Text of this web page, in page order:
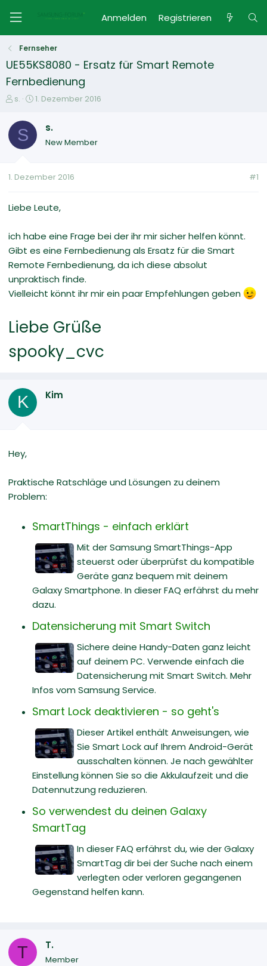
Anmelden Registrieren
Fernseher
UE55KS8080 - Ersatz für Smart Remote
Fernbedienung
E
s
e
e
s.
E
t
e
t
m
1. Dezember 2016
S s.
New Member
1. Dezember 2016 #1
Liebe Leute,
ich habe eine Frage bei der ihr mir sicher helfen könnt.
Gibt es eine Fernbedienung als Ersatz für die Smart
Remote Fernbedienung, da ich diese absolut
unpraktisch finde.
Vielleicht könnt ihr mir ein paar Empfehlungen geben
Liebe Grüße
spooky_cvc
K Kim
Hey,
Praktische Ratschläge und Lösungen zu deinem
Problem:
SmartThings - einfach erklärt
Mit der Samsung SmartThings-App
steuerst oder überprüfst du kompatible
Geräte ganz bequem mit deinem
Galaxy Smartphone. In dieser FAQ erfährst du mehr
dazu.
Datensicherung mit Smart Switch
Sichere deine Handy-Daten ganz leicht
auf deinem PC. Verwende einfach die
Datensicherung mit Smart Switch. Mehr
Infos vom Samsung Service.
Smart Lock deaktivieren - so geht's
Dieser Artikel enthält Anweisungen, wie
Sie Smart Lock auf Ihrem Android-Gerät
ausschalten können. Je nach gewählter
Einstellung können Sie so die Akkulaufzeit und die
Datennutzung reduzieren.
So verwendest du deinen Galaxy
SmartTag
In dieser FAQ erfährst du, wie der Galaxy
SmartTag dir bei der Suche nach einem
verlegten oder verloren gegangenen
Gegenstand helfen kann.
T T.
Member